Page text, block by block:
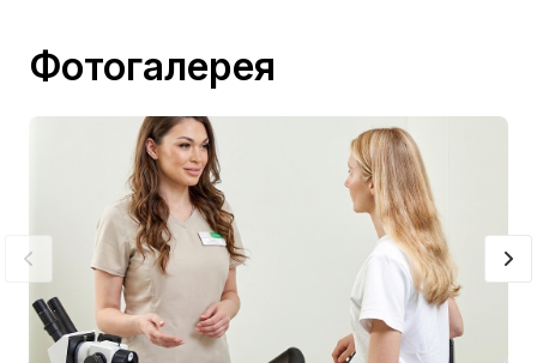
Фотогалерея